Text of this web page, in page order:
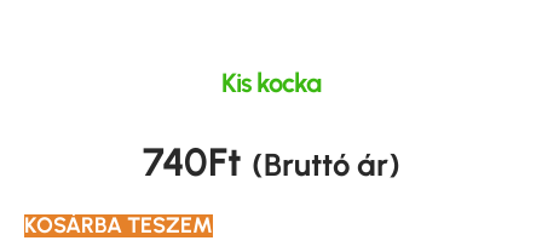
Kis kocka
740Ft (Bruttó ár)
KOSÁRBA TESZEM